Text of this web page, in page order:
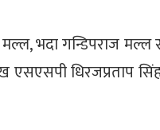
भदा गन्डिपराज
धिरजप्रताप